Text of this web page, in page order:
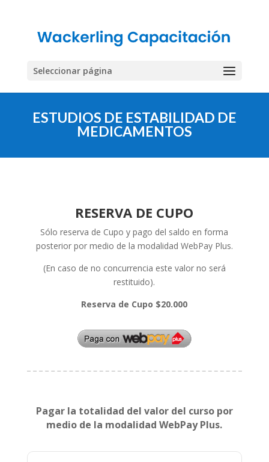
Seleccionar página
ESTUDIOS DE ESTABILIDAD DE
MEDICAMENTOS
RESERVA DE CUPO
Sólo reserva de Cupo y pago del saldo en forma
posterior por medio de la modalidad WebPay Plus.
(En caso de no concurrencia este valor no será
restituido).
Reserva de Cupo $20.000
Pagar la totalidad del valor del curso por
medio de la modalidad WebPay Plus.